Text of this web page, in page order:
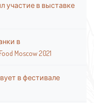
участие в выставке
в
Moscow 2021
в фестивале